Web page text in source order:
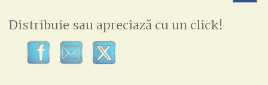
Distribuie sau apreciază cu un click!